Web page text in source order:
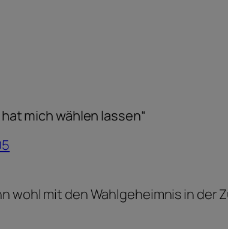
mich wählen lassen“
wohl mit den Wahlgeheimnis in der